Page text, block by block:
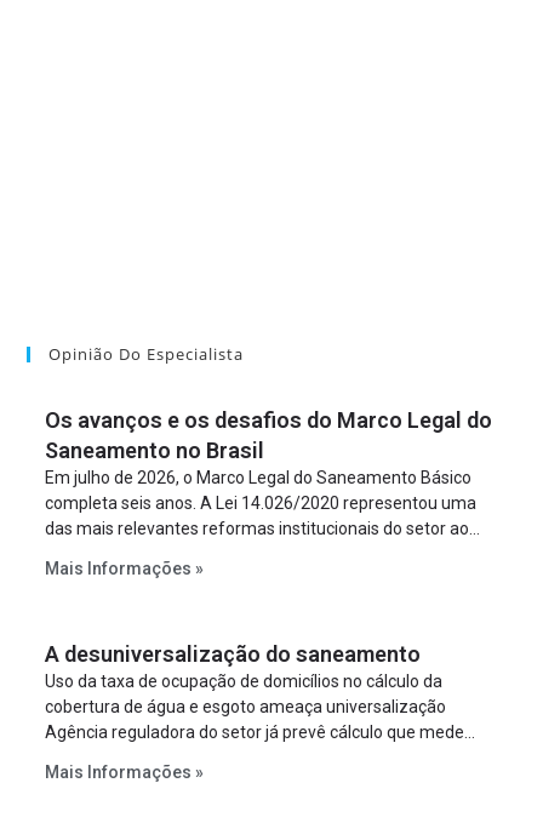
Opinião Do Especialista
Os avanços e os desafios do Marco Legal do
Saneamento no Brasil
Em julho de 2026, o Marco Legal do Saneamento Básico
completa seis anos. A Lei 14.026/2020 representou uma
das mais relevantes reformas institucionais do setor ao
serviços, ampliar a participação da iniciativa privada,
à segurança jurídica dos contratos.
Mais Informações »
A desuniversalização do saneamento
Uso da taxa de ocupação de domicílios no cálculo da
cobertura de água e esgoto ameaça universalização
Agência reguladora do setor já prevê cálculo que mede
Mais Informações »